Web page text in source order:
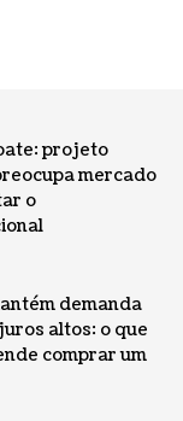
projeto
mercado
o
demanda
altos: o que
comprar um